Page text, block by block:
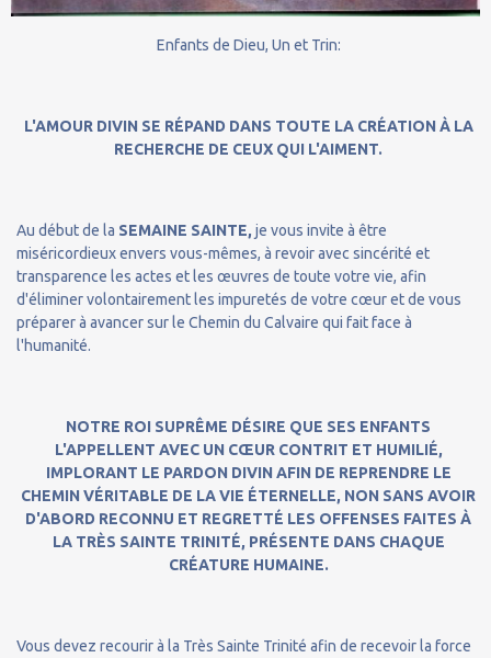
Enfants de Dieu, Un et Trin:
L'AMOUR DIVIN SE RÉPAND DANS TOUTE LA CRÉATION À LA
RECHERCHE DE CEUX QUI L'AIMENT.
Au début de la SEMAINE SAINTE, je vous invite à être
miséricordieux envers vous-mêmes, à revoir avec sincérité et
transparence les actes et les œuvres de toute votre vie, afin
d'éliminer volontairement les impuretés de votre cœur et de vous
préparer à avancer sur le Chemin du Calvaire qui fait face à
l'humanité.
NOTRE ROI SUPRÊME DÉSIRE QUE SES ENFANTS
L'APPELLENT AVEC UN CŒUR CONTRIT ET HUMILIÉ,
IMPLORANT LE PARDON DIVIN AFIN DE REPRENDRE LE
CHEMIN VÉRITABLE DE LA VIE ÉTERNELLE, NON SANS AVOIR
D'ABORD RECONNU ET REGRETTÉ LES OFFENSES FAITES À
LA TRÈS SAINTE TRINITÉ, PRÉSENTE DANS CHAQUE
CRÉATURE HUMAINE.
Vous devez recourir à la Très Sainte Trinité afin de recevoir la force